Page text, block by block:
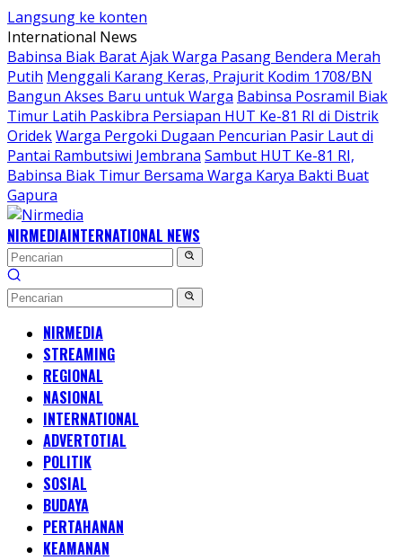
Langsung ke konten
International News
Babinsa Biak Barat Ajak Warga Pasang Bendera Merah
Putih Menggali Karang Keras, Prajurit Kodim 1708/BN
Bangun Akses Baru untuk Warga Babinsa Posramil Biak
Timur Latih Paskibra Persiapan HUT Ke-81 RI di Distrik
OridekWarga Pergoki Dugaan Pencurian Pasir Laut di
Pantai Rambutsiwi Jembrana Sambut HUT Ke-81 RI,
Babinsa Biak Timur Bersama Warga Karya Bakti Buat
Gapura
NIRMEDIAINTERNATIONAL NEWS
NIRMEDIA
STREAMING
REGIONAL
NASIONAL
INTERNATIONAL
ADVERTOTIAL
POLITIK
SOSIAL
BUDAYA
PERTAHANAN
KEAMANAN